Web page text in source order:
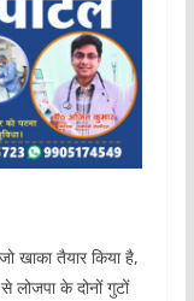
खाका तैयार किया है,
लोजपा के दोनों गुटों